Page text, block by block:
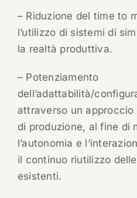
– Riduzione del time to
l’utilizzo di sistemi di
la realtà produttiva.
– Potenziamento
dell’adattabilità/
attraverso un approccio
di produzione, al fine di
l’autonomia e
il continuo riutilizzo
esistenti.